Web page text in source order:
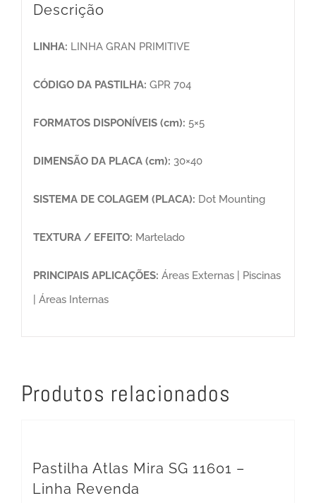
Descrição
LINHA: LINHA GRAN PRIMITIVE
CÓDIGO DA PASTILHA: GPR 704
FORMATOS DISPONÍVEIS (cm): 5×5
DIMENSÃO DA PLACA (cm): 30×40
SISTEMA DE COLAGEM (PLACA): Dot Mounting
TEXTURA / EFEITO: Martelado
PRINCIPAIS APLICAÇÕES: Áreas Externas | Piscinas
| Áreas Internas
Produtos relacionados
Pastilha Atlas Mira SG 11601 –
Linha Revenda